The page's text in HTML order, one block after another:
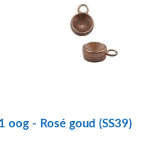
oog - Rosé goud (SS39)